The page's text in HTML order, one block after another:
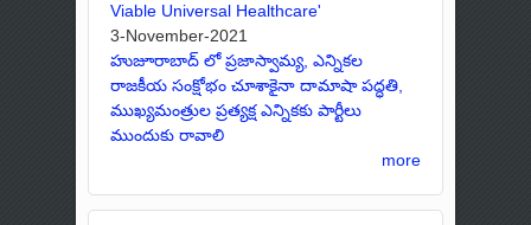
Viable Universal Healthcare'
3-November-2021
హుజూరాబాద్ లో ప్రజాస్వామ్య, ఎన్నికల
రాజకీయ సంక్షోభం చూశాకైనా దామాషా పద్ధతి,
ముఖ్యమంత్రుల ప్రత్యక్ష ఎన్నికకు పార్టీలు
ముందుకు రావాలి
more